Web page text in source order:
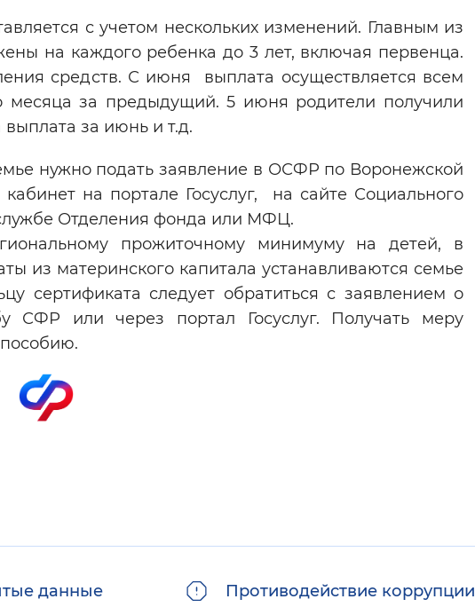
с учетом нескольких изменений. Главным из
на каждого ребенка до 3 лет, включая первенца.
средств. С июня выплата осуществляется всем
за предыдущий. 5 июня родители получили
за июнь и т.д.
нужно подать заявление в ОСФР по Воронежской
на портале Госуслуг, на сайте Социального
Отделения фонда или МФЦ.
прожиточному минимуму на детей, в
из материнского капитала устанавливаются семье
сертификата следует обратиться с заявлением о
СФР или через портал Госуслуг. Получать меру
данные Противодействие коррупции